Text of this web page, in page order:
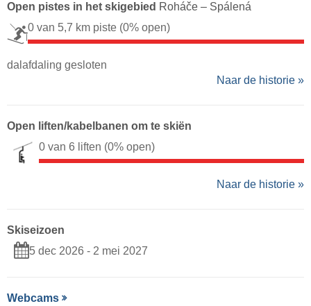
Open pistes in het skigebied Roháče – Spálená
0 van 5,7 km piste (0% open)
dalafdaling gesloten
Naar de historie »
Open liften/kabelbanen om te skiën
0 van 6 liften (0% open)
Naar de historie »
Skiseizoen
5 dec 2026 - 2 mei 2027
Webcams